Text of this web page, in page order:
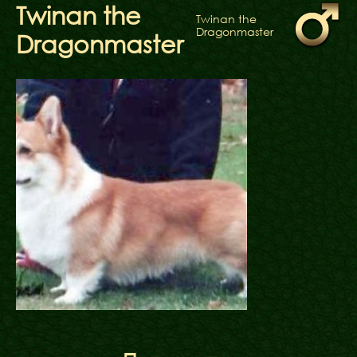
Twinan the
Dragonmaster
Twinan the
Dragonmaster
ФАКТИ
БЛОГ
ГАЛЕРЕЇ